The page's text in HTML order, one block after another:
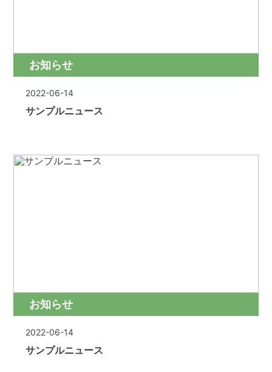
お知らせ
2022-06-14
サンプルニュース
お知らせ
2022-06-14
サンプルニュース